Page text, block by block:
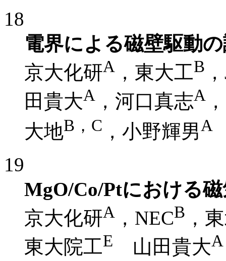
18
電界による磁壁駆動
京大化研A ，東大工B
田貴大A ，河口真志A
大地B，C ，小野輝男A
19
MgO/Co/Ptにおける
京大化研A ，NECB ，
東大院工E 山田貴大A